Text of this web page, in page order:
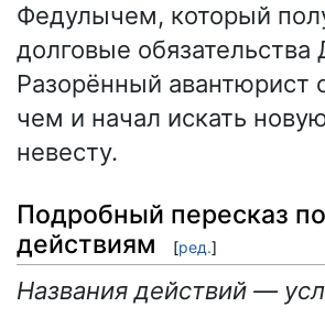
Федулычем, который
долговые обязательства
Разорённый авантюрист
чем и начал искать
невесту.
Подробный пересказ по
действиям
[ред.]
Названия действий —